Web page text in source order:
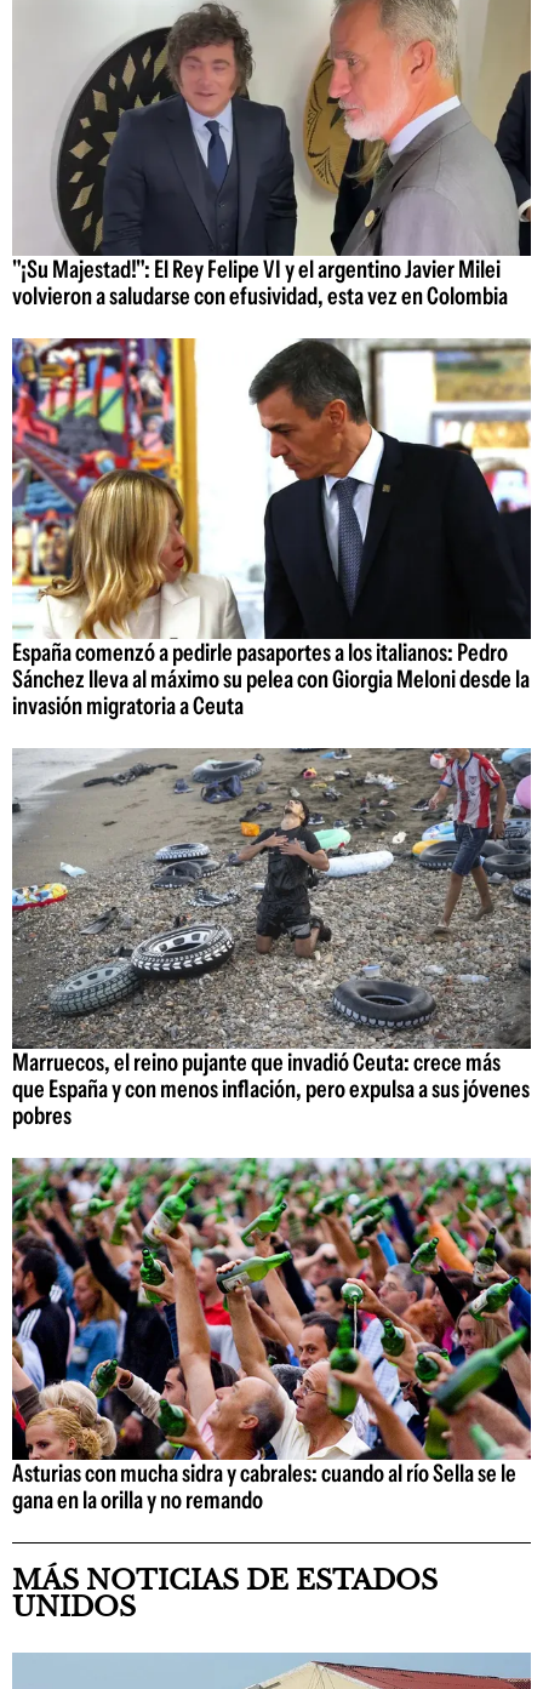
"¡Su Majestad!": El Rey Felipe VI y el argentino Javier Milei
volvieron a saludarse con efusividad, esta vez en Colombia
España comenzó a pedirle pasaportes a los italianos: Pedro
Sánchez lleva al máximo su pelea con Giorgia Meloni desde la
invasión migratoria a Ceuta
Marruecos, el reino pujante que invadió Ceuta: crece más
que España y con menos inflación, pero expulsa a sus jóvenes
pobres
Asturias con mucha sidra y cabrales: cuando al río Sella se le
gana en la orilla y no remando
MÁS NOTICIAS DE ESTADOS
UNIDOS